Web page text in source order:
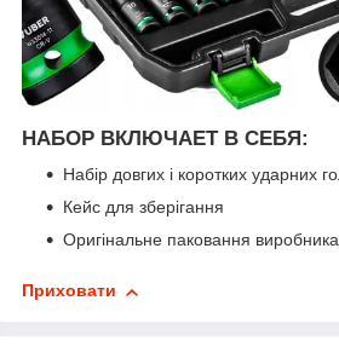
НАБОР ВКЛЮЧАЕТ В СЕБЯ:
Набір довгих і коротких ударних
Кейс для зберігання
Оригінальне паковання виробника
Приховати